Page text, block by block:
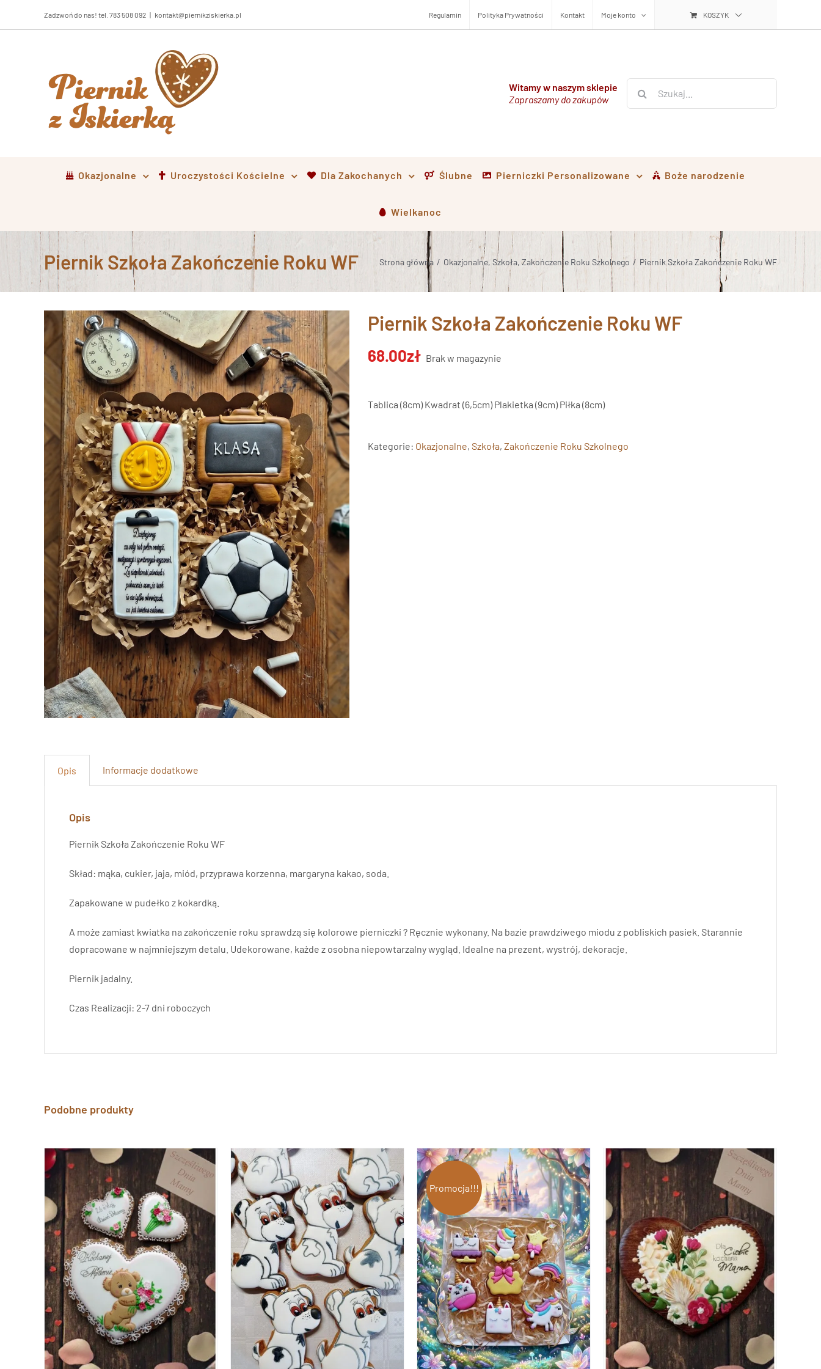
Zadzwoń do nas! tel. 783 508 092 | kontakt@piernikziskierka.pl Regulamin Polityka Prywatności Kontakt Moje konto KOSZYK
Witamy w naszym sklepie
Zapraszamy do zakupów
Okazjonalne Uroczystości Kościelne Dla Zakochanych Ślubne Pierniczki Personalizowane Boże narodzenie
Wielkanoc
Piernik Szkoła Zakończenie Roku WF Strona główna / Okazjonalne, Szkoła,Zakończenie Roku Szkolnego / Piernik Szkoła Zakończenie Roku WF
Piernik Szkoła Zakończenie Roku WF
68.00zł Brak w magazynie
Tablica (8cm) Kwadrat (6,5cm) Plakietka (9cm) Piłka (8cm)
Kategorie: Okazjonalne, Szkoła, Zakończenie Roku Szkolnego
Opis Informacje dodatkowe
Opis
Piernik Szkoła Zakończenie Roku WF
Skład: mąka, cukier, jaja, miód, przyprawa korzenna, margaryna kakao, soda.
Zapakowane w pudełko z kokardką.
A może zamiast kwiatka na zakończenie roku sprawdzą się kolorowe pierniczki ? Ręcznie wykonany. Na bazie prawdziwego miodu z pobliskich pasiek. Starannie
dopracowane w najmniejszym detalu. Udekorowane, każde z osobna niepowtarzalny wygląd. Idealne na prezent, wystrój, dekoracje.
Piernik jadalny.
Czas Realizacji: 2-7 dni roboczych
Podobne produkty
Promocja!!!